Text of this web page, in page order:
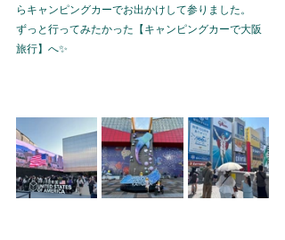
らキャンピングカーでお出かけして参りました。
ずっと行ってみたかった【キャンピングカーで大阪
旅行】へ✨